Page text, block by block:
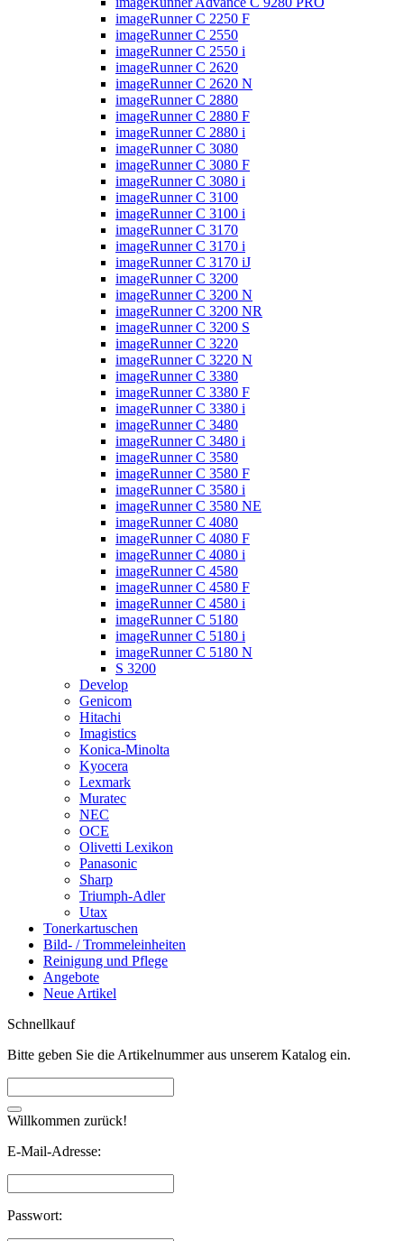
imageRunner C 2250 F
imageRunner C 2550
imageRunner C 2550 i
imageRunner C 2620
imageRunner C 2620 N
imageRunner C 2880
imageRunner C 2880 F
imageRunner C 2880 i
imageRunner C 3080
imageRunner C 3080 F
imageRunner C 3080 i
imageRunner C 3100
imageRunner C 3100 i
imageRunner C 3170
imageRunner C 3170 i
imageRunner C 3170 iJ
imageRunner C 3200
imageRunner C 3200 N
imageRunner C 3200 NR
imageRunner C 3200 S
imageRunner C 3220
imageRunner C 3220 N
imageRunner C 3380
imageRunner C 3380 F
imageRunner C 3380 i
imageRunner C 3480
imageRunner C 3480 i
imageRunner C 3580
imageRunner C 3580 F
imageRunner C 3580 i
imageRunner C 3580 NE
imageRunner C 4080
imageRunner C 4080 F
imageRunner C 4080 i
imageRunner C 4580
imageRunner C 4580 F
imageRunner C 4580 i
imageRunner C 5180
imageRunner C 5180 i
imageRunner C 5180 N
S 3200
Develop
Genicom
Hitachi
Imagistics
Konica-Minolta
Kyocera
Lexmark
Muratec
NEC
OCE
Olivetti Lexikon
Panasonic
Sharp
Triumph-Adler
Utax
Tonerkartuschen
Bild- / Trommeleinheiten
Reinigung und Pflege
Angebote
Neue Artikel
Schnellkauf
Bitte geben Sie die Artikelnummer aus unserem Katalog ein.
Willkommen zurück!
E-Mail-Adresse:
Passwort: